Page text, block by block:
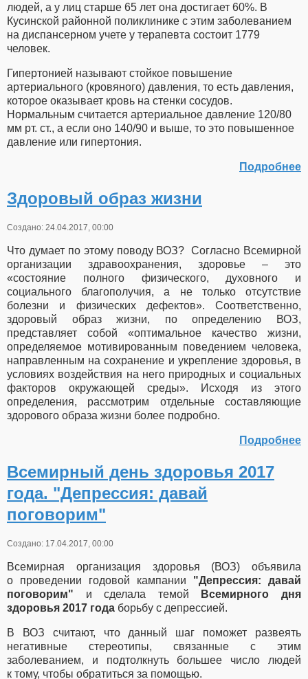
людей, а у лиц старше 65 лет она достигает 60%. В
Кусинской районной поликлинике с этим заболеванием
на диспансерном учете у терапевта состоит 1779
человек.
Гипертонией называют стойкое повышение
артериального (кровяного) давления, то есть давления,
которое оказывает кровь на стенки сосудов.
Нормальным считается артериальное давление 120/80
мм рт. ст., а если оно 140/90 и выше, то это повышенное
давление или гипертония.
Подробнее
Здоровый образ жизни
Создано: 24.04.2017, 00:00
Что думает по этому поводу ВОЗ? Согласно Всемирной
организации здравоохранения, здоровье – это
«состояние полного физического, духовного и
социального благополучия, а не только отсутствие
болезни и физических дефектов». Соответственно,
здоровый образ жизни, по определению ВОЗ,
представляет собой «оптимальное качество жизни,
определяемое мотивированным поведением человека,
направленным на сохранение и укрепление здоровья, в
условиях воздействия на него природных и социальных
факторов окружающей среды». Исходя из этого
определения, рассмотрим отдельные составляющие
здорового образа жизни более подробно.
Подробнее
Всемирный день здоровья 2017
года. "Депрессия: давай
поговорим"
Создано: 17.04.2017, 00:00
Всемирная организация здоровья (ВОЗ) объявила
о проведении годовой кампании "Депрессия: давай
поговорим" и сделала темой
Всемирного дня
здоровья 2017 года борьбу с депрессией.
В ВОЗ считают, что данный шаг поможет развеять
негативные стереотипы, связанные с этим
заболеванием, и подтолкнуть большее число людей
к тому, чтобы обратиться за помощью.